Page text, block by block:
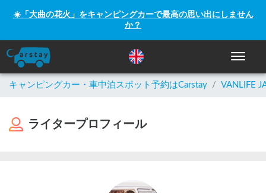
☀️「大曲の花火」をキャンピングカーで最高の思い出にしません
か？
ナビゲ
キャンピングカー・車中泊スポット予約はCarstay / VANLIFE
ライタープロフィール